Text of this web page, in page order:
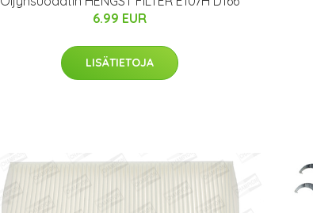
6.99 EUR
LISÄTIETOJA